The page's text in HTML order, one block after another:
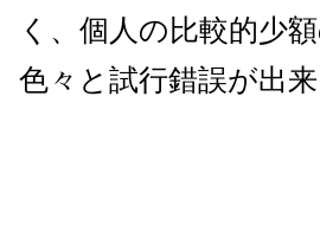
く、個人の比較的少
色々と試行錯誤が出来